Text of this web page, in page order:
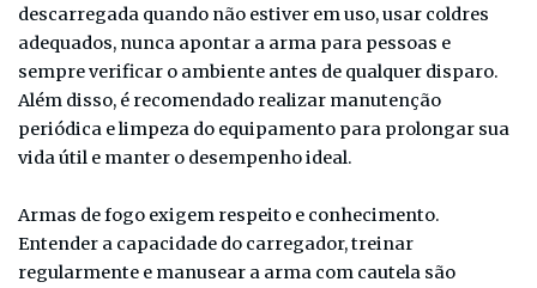
descarregada quando não estiver em uso, usar coldres
adequados, nunca apontar a arma para pessoas e
sempre verificar o ambiente antes de qualquer disparo.
Além disso, é recomendado realizar manutenção
periódica e limpeza do equipamento para prolongar sua
vida útil e manter o desempenho ideal.
Armas de fogo exigem respeito e conhecimento.
Entender a capacidade do carregador, treinar
regularmente e manusear a arma com cautela são